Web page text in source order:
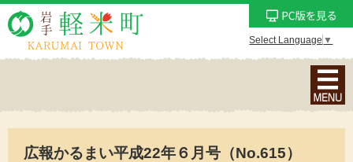
Select Language ▼
ナ
ビ
広報かるまい平成22年６月号（No.615）